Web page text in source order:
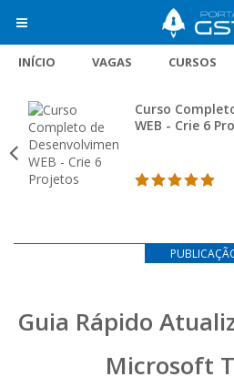
INÍCIO VAGAS CURSOS
Curso
WEB - Crie 6
Guia Rápido
Microsoft